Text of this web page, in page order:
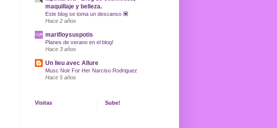
maquillaje y belleza.
Este blog se toma un descanso 💟
Hace 2 años
marifloysuspotis
Planes de verano en el blog!
Hace 3 años
Un lieu avec Allure
Musc Noir For Her Narciso Rodriguez
Hace 5 años
Visitas Sube!